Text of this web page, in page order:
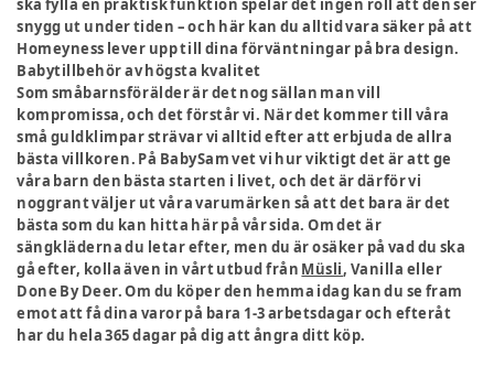
ska fylla en praktisk funktion spelar det ingen roll att den ser
snygg ut under tiden – och här kan du alltid vara säker på att
Homeyness lever upp till dina förväntningar på bra design.
Babytillbehör av högsta kvalitet
Som småbarnsförälder är det nog sällan man vill
kompromissa, och det förstår vi. När det kommer till våra
små guldklimpar strävar vi alltid efter att erbjuda de allra
bästa villkoren. På BabySam vet vi hur viktigt det är att ge
våra barn den bästa starten i livet, och det är därför vi
noggrant väljer ut våra varumärken så att det bara är det
bästa som du kan hitta här på vår sida. Om det är
sängkläderna du letar efter, men du är osäker på vad du ska
gå efter, kolla även in vårt utbud från Müsli, Vanilla eller
Done By Deer. Om du köper den hemma idag kan du se fram
emot att få dina varor på bara 1-3 arbetsdagar och efteråt
har du hela 365 dagar på dig att ångra ditt köp.